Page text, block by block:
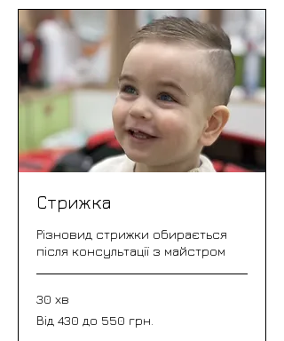
Стрижка
Різновид стрижки обирається
після консультації з майстром
30 хв
Від
430
Від 430 до 550 грн.